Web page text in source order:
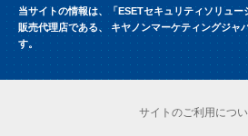
当サイトの情報は、「ESETセキュリティソリュ
販売代理店である、 キヤノンマーケティングジャ
す。
サイトのご利用につ